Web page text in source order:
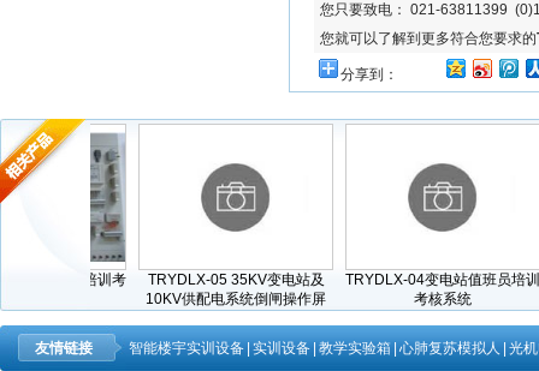
您只要致电： 021-63811399
您就可以了解到更多符合您要求的
分享到：
TRYDLX-05 35KV变电站及
10KV供配电系统倒闸操作屏
TRYDLX-04变电站值班员培训
考核系统
友情链接 智能楼宇实训设备 实训设备 教学实验箱 心肺复苏模拟人 光